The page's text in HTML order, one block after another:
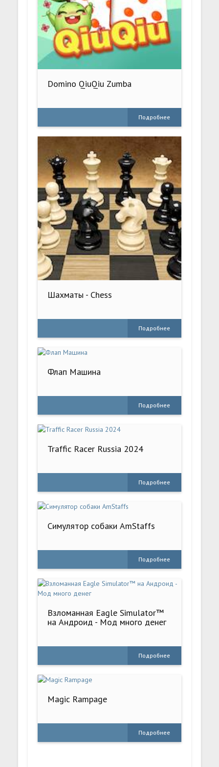
Domino QiuQiu Zumba
Подробнее
Шахматы - Chess
Подробнее
Флап Машина
Подробнее
Traffic Racer Russia 2024
Подробнее
Симулятор собаки AmStaffs
Подробнее
Взломанная Eagle Simulator™
на Андроид - Мод много денег
Подробнее
Magic Rampage
Подробнее